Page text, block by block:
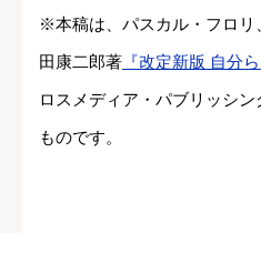
※本稿は、パスカル・フロリ
田康二郎著 『改定新版 自分
ロスメディア・パブリッシ
ものです。